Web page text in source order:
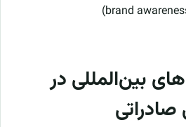
بین‌المللی در
صادراتی